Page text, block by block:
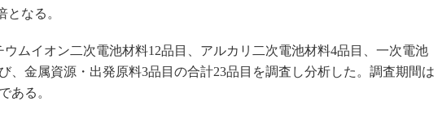
イノベーションは日本を救うのか
JASA発IoT通信
となる。
ムイオン二次電池材料12品目、アルカリ二次電池材料4品目、一次電池
、金属資源・出発原料3品目の合計23品目を調査し分析した。調査期間は
ある。